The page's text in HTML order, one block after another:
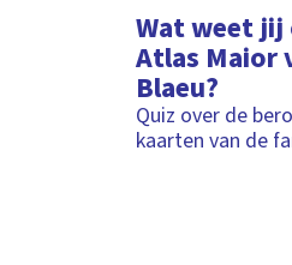
Wat weet jij
Atlas Maior
Blaeu?
Quiz over de
kaarten van de